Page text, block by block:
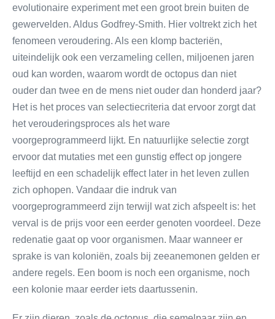
evolutionaire experiment met een groot brein buiten de
gewervelden. Aldus Godfrey-Smith. Hier voltrekt zich het
fenomeen veroudering. Als een klomp bacteriën,
uiteindelijk ook een verzameling cellen, miljoenen jaren
oud kan worden, waarom wordt de octopus dan niet
ouder dan twee en de mens niet ouder dan honderd jaar?
Het is het proces van selectiecriteria dat ervoor zorgt dat
het verouderingsproces als het ware
voorgeprogrammeerd lijkt. En natuurlijke selectie zorgt
ervoor dat mutaties met een gunstig effect op jongere
leeftijd en een schadelijk effect later in het leven zullen
zich ophopen. Vandaar die indruk van
voorgeprogrammeerd zijn terwijl wat zich afspeelt is: het
verval is de prijs voor een eerder genoten voordeel. Deze
redenatie gaat op voor organismen. Maar wanneer er
sprake is van koloniën, zoals bij zeeanemonen gelden er
andere regels. Een boom is noch een organisme, noch
een kolonie maar eerder iets daartussenin.